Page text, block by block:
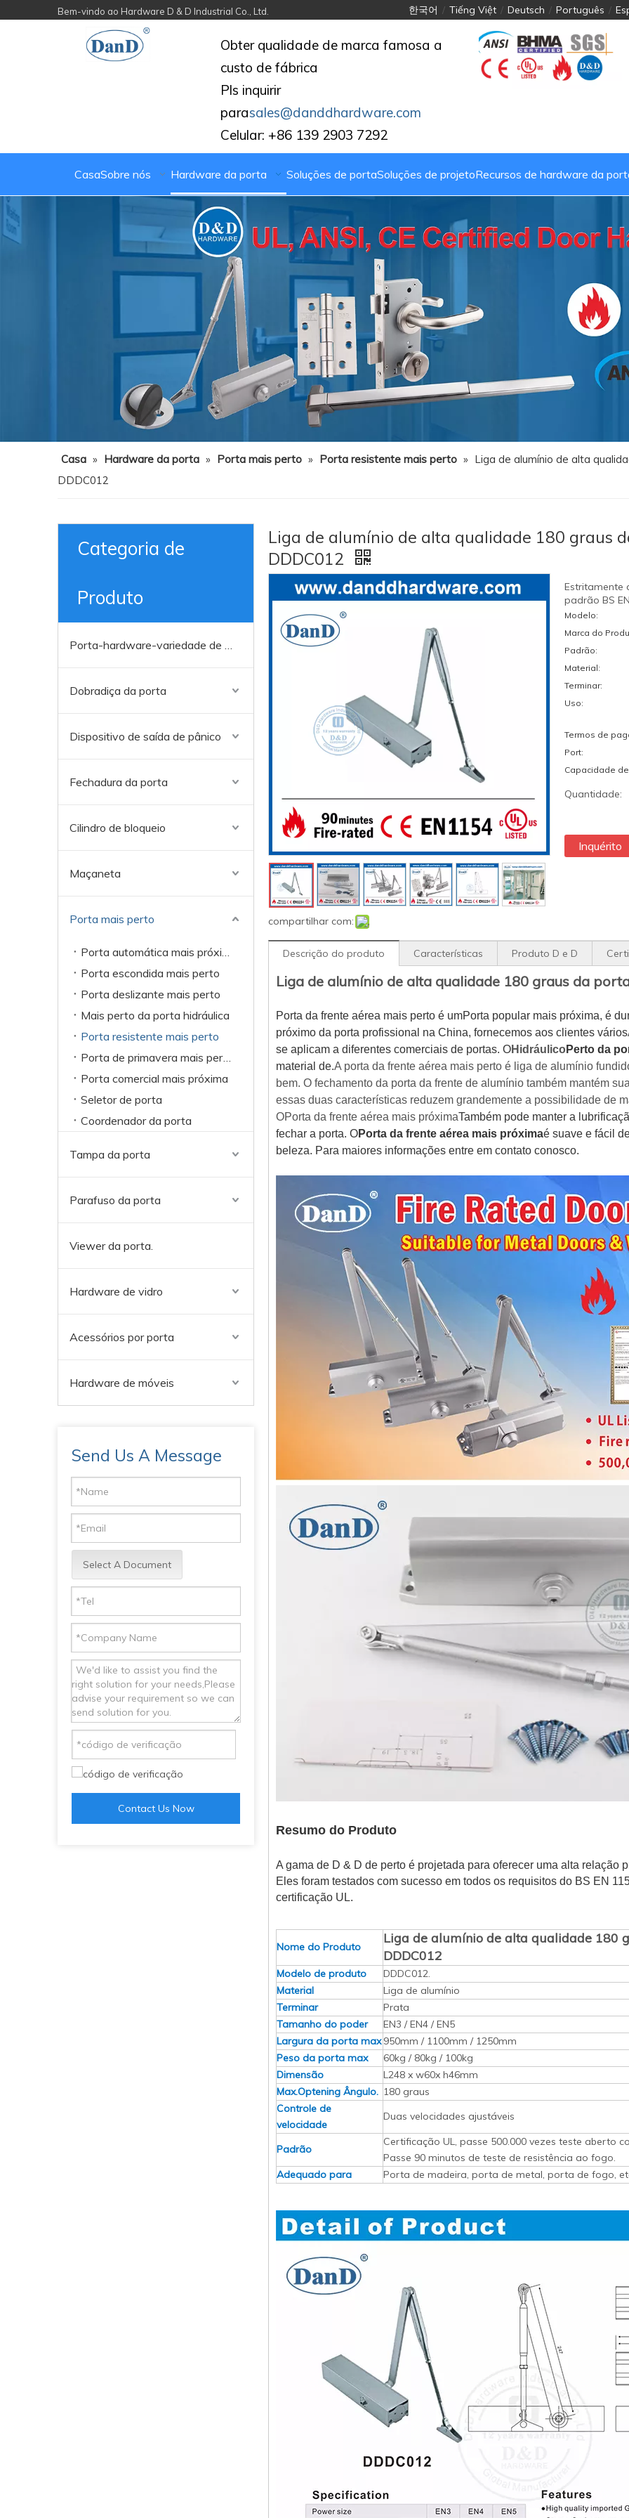
Bem-vindo ao Hardware D & D Industrial Co., Ltd. 한국어 / Tiếng Việt / Deutsch / Português /
Obter qualidade de marca famosa a
custo de fábrica
Pls inquirir
parasales@danddhardware.com
Celular: +86 139 2903 7292
CasaSobre nós Hardware da porta Soluções de portaSoluções de projetoRecursos de hardware da
Casa » Hardware da porta » Porta mais perto » Porta resistente mais perto » Liga de alumínio de alta
DDDC012
Categoria de
Produto
Porta-hardware-variedade de acabamento
Dobradiça da porta
Dispositivo de saída de pânico
Fechadura da porta
Cilindro de bloqueio
Maçaneta
Porta mais perto
Porta automática mais próxima
Porta escondida mais perto
Porta deslizante mais perto
Mais perto da porta hidráulica
Porta resistente mais perto
Porta de primavera mais perto
Porta comercial mais próxima
Seletor de porta
Coordenador da porta
Tampa da porta
Parafuso da porta
Viewer da porta.
Hardware de vidro
Acessórios por porta
Hardware de móveis
Send Us A Message
Select A Document
Contact Us Now
Liga de alumínio de alta qualidade 180 graus
DDDC012
compartilhar com:
Estritamente
padrão BS
Modelo:
Marca do
Padrão:
Material:
Terminar:
Uso:
Termos de
Port:
Capacidade
Quantidade:
Inquérito
Descrição do produto Características Produto D e D
Liga de alumínio de alta qualidade 180 graus da
Porta da frente aérea mais perto é umPorta popular mais próxima, é
próximo da porta profissional na China, fornecemos aos clientes vários
se aplicam a diferentes comerciais de portas. OHidráulicoPerto da
material de.A porta da frente aérea mais perto é liga de alumínio
bem. O fechamento da porta da frente de alumínio também mantém
essas duas características reduzem grandemente a possibilidade de
OPorta da frente aérea mais próximaTambém pode manter a
fechar a porta. OPorta da frente aérea mais próximaé suave e fácil
beleza. Para maiores informações entre em contato conosco.
Resumo do Produto
A gama de D & D de perto é projetada para oferecer uma alta relação
Eles foram testados com sucesso em todos os requisitos do BS EN
certificação UL.
Nome do Produto
Liga de alumínio de alta qualidade 180
DDDC012
Modelo de produto
DDDC012.
Material
Liga de alumínio
Terminar
Prata
Tamanho do poder
EN3 / EN4 / EN5
Largura da porta max 950mm / 1100mm / 1250mm
Peso da porta max
60kg / 80kg / 100kg
Dimensão
L248 x w60x h46mm
Max.Optening Ângulo. 180 graus
Controle de
velocidade
Duas velocidades ajustáveis
Padrão
Certificação UL, passe 500.000 vezes teste aberto
Passe 90 minutos de teste de resistência ao fogo.
Adequado para
Porta de madeira, porta de metal, porta de fogo,